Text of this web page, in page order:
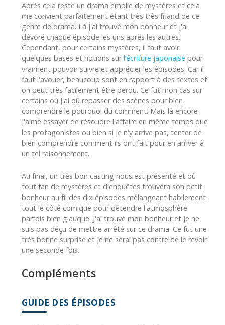
Après cela reste un drama emplie de mystères et cela
me convient parfaitement étant très très friand de ce
genre de drama. Là j'ai trouvé mon bonheur et j'ai
dévoré chaque épisode les uns après les autres.
Cependant, pour certains mystères, il faut avoir
quelques bases et notions surl’écriture japonaise pour
vraiment pouvoir suivre et apprécier les épisodes. Car il
faut l'avouer, beaucoup sont en rapport à des textes et
on peut très facilement être perdu. Ce fut mon cas sur
certains où j'ai dû repasser des scènes pour bien
comprendre le pourquoi du comment. Mais là encore
j'aime essayer de résoudre l'affaire en même temps que
les protagonistes ou bien si je n'y arrive pas, tenter de
bien comprendre comment ils ont fait pour en arriver à
un tel raisonnement.
Au final, un très bon casting nous est présenté et où
tout fan de mystères et d'enquêtes trouvera son petit
bonheur au fil des dix épisodes mélangeant habilement
tout le côté comique pour détendre l'atmosphère
parfois bien glauque. J'ai trouvé mon bonheur et je ne
suis pas déçu de mettre arrêté sur ce drama. Ce fut une
très bonne surprise et je ne serai pas contre de le revoir
une seconde fois.
Compléments
GUIDE DES ÉPISODES